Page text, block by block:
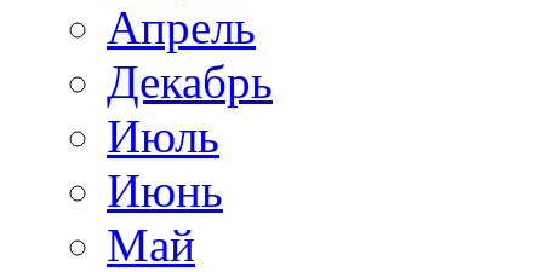
Апрель
Декабрь
Июль
Июнь
Май